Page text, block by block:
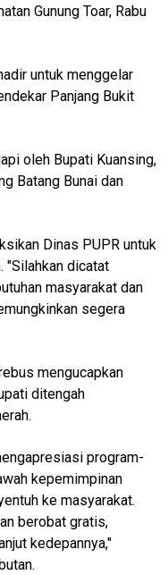
Gunung Toar, Rabu
untuk menggelar
Panjang Bukit
oleh Bupati Kuansing,
Batang Bunai dan
Dinas PUPR untuk
"Silahkan dicatat
masyarakat dan
segera
mengucapkan
ditengah
program-
kepemimpinan
ke masyarakat.
berobat gratis,
kedepannya,"